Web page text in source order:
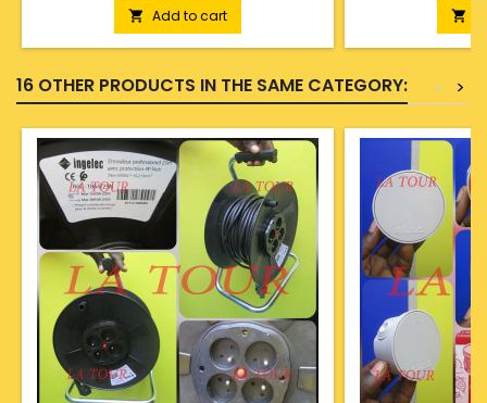
 Add to cart 
16 OTHER PRODUCTS IN THE SAME CATEGORY: >
<